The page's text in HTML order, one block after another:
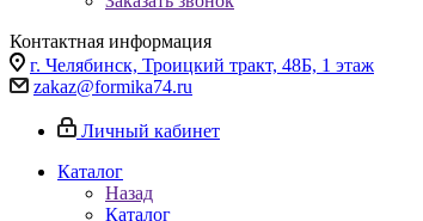
Контактная информация
г. Челябинск, Троицкий тракт, 48Б, 1 этаж
zakaz@formika74.ru
Личный кабинет
Каталог
Назад
Каталог